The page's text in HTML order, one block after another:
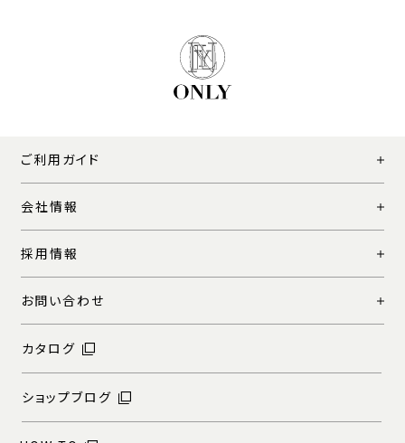
ご利用ガイド
会社情報
採用情報
お問い合わせ
カタログ
ショップブログ